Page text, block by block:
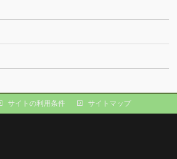
サイトの利用条件 サイトマップ